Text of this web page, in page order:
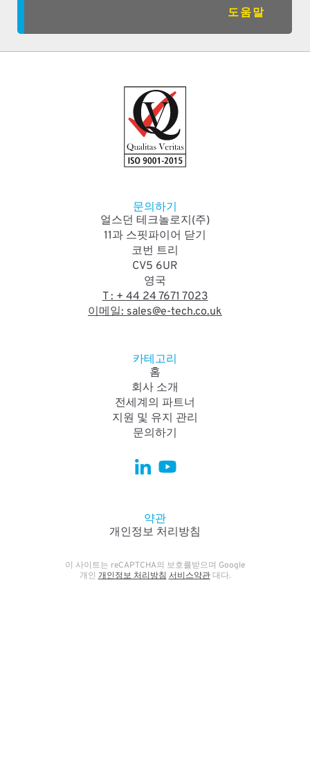
도움말
문의하기
얼스던 테크놀로지(주)
11과 스핏파이어 닫기
코번 트리
CV5 6UR
영국
T : + 44 24 7671 7023
이메일: sales@e-tech.co.uk
카테고리
홈
회사 소개
전세계의 파트너
지원 및 유지 관리
문의하기
약관
개인정보 처리방침
이 사이트는 reCAPTCHA의 보호를받으며 Google
개인 개인정보 처리방침 서비스약관대다.